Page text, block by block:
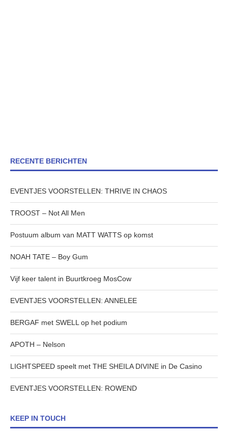
RECENTE BERICHTEN
EVENTJES VOORSTELLEN: THRIVE IN CHAOS
TROOST – Not All Men
Postuum album van MATT WATTS op komst
NOAH TATE – Boy Gum
Vijf keer talent in Buurtkroeg MosCow
EVENTJES VOORSTELLEN: ANNELEE
BERGAF met SWELL op het podium
APOTH – Nelson
LIGHTSPEED speelt met THE SHEILA DIVINE in De Casino
EVENTJES VOORSTELLEN: ROWEND
KEEP IN TOUCH